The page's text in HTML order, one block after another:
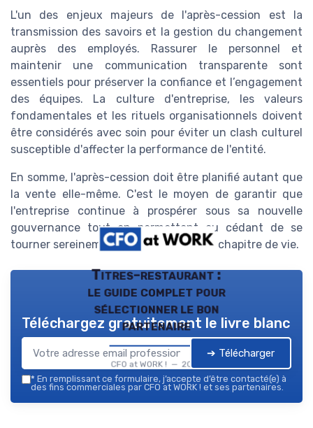
L'un des enjeux majeurs de l'après-cession est la
transmission des savoirs et la gestion du changement
auprès des employés. Rassurer le personnel et
maintenir une communication transparente sont
essentiels pour préserver la confiance et l’engagement
des équipes. La culture d'entreprise, les valeurs
fondamentales et les rituels organisationnels doivent
être considérés avec soin pour éviter un clash culturel
susceptible d'affecter la performance de l'entité.
En somme, l'après-cession doit être planifié autant que
la vente elle-même. C'est le moyen de garantir que
l'entreprise continue à prospérer sous sa nouvelle
gouvernance tout en permettant au cédant de se
tourner sereinement vers son prochain chapitre de vie.
Titres-restaurant :
le guide complet pour
sélectionner le bon
partenaire
CFO at WORK ! — 2026
Téléchargez gratuitement le livre blanc
➔ Télécharger
* En remplissant ce formulaire, j’accepte d’être contacté(e) à
des fins commerciales par CFO at WORK ! et ses partenaires.